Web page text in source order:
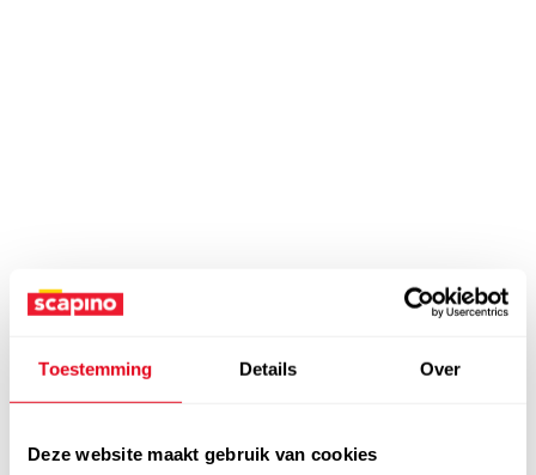
Toestemming Details Over
Deze website maakt gebruik van cookies